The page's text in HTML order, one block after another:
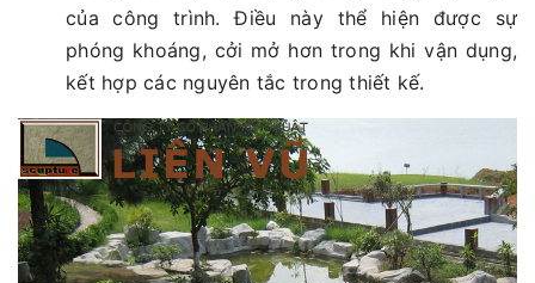
của công trình. Điều này thể hiện được sự
phóng khoáng, cởi mở hơn trong khi vận dụng,
kết hợp các nguyên tắc trong thiết kế.